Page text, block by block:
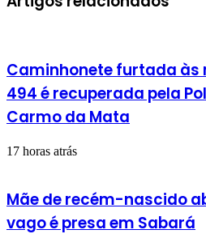
Caminhonete furtada às
494 é recuperada pela
Carmo da Mata
17 horas atrás
Mãe de recém-nascido
vago é presa em Sabará